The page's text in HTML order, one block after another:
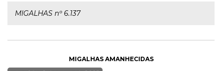
MIGALHAS nº 6.137
MIGALHAS AMANHECIDAS